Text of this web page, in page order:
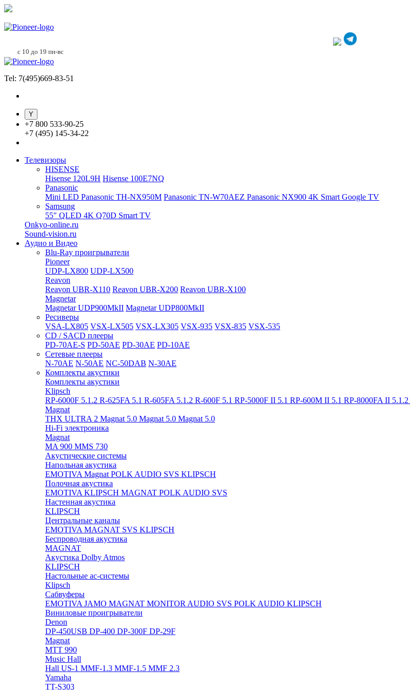
с 10 до 19 пн-вс
Tel: 7(495)669-83-51
+7 800 533-90-25
+7 (495) 145-34-22
Телевизоры
HISENSE
Hisense 120L9H Hisense 100E7NQ
Panasonic
Mini LED Panasonic TH-NX950M Panasonic TN-W70AEZ Panasonic NX900 4K Smart Google TV
Samsung
55" QLED 4K Q70D Smart TV
Onkyo-online.ru
Sound-vision.ru
Аудио и Видео
Blu-Ray проигрыватели
Pioneer
UDP-LX800 UDP-LX500
Reavon
Reavon UBR-X110 Reavon UBR-X200 Reavon UBR-X100
Magnetar
Magnetar UDP900MkII Magnetar UDP800MkII
Ресиверы
VSA-LX805 VSX-LX505 VSX-LX305 VSX-935 VSX-835 VSX-535
CD / SACD плееры
PD-70AE-S PD-50AE PD-30AE PD-10AE
Сетевые плееры
N-70AE N-50AE NC-50DAB N-30AE
Комплекты акустики
Комплекты акустики
Klipsch
RP-6000F 5.1.2 R-625FA 5.1 R-605FA 5.1.2 R-600F 5.1 RP-5000F II 5.1 RP-600M II 5.1 RP-8000FA II 5.1.2
Magnat
THX ULTRA 2 Magnat 5.0 Magnat 5.0 Magnat 5.0
Hi-Fi электроника
Magnat
MA 900 MMS 730
Акустические системы
Напольная акустика
EMOTIVA Magnat POLK AUDIO SVS KLIPSCH
Полочная акустика
EMOTIVA KLIPSCH MAGNAT POLK AUDIO SVS
Настенная акустика
KLIPSCH
Центральные каналы
EMOTIVA MAGNAT SVS KLIPSCH
Беспроводная акустика
MAGNAT
Акустика Dolby Atmos
KLIPSCH
Настольные ас-системы
Klipsch
Сабвуферы
EMOTIVA JAMO MAGNAT MONITOR AUDIO SVS POLK AUDIO KLIPSCH
Виниловые проигрыватели
Denon
DP-450USB DP-400 DP-300F DP-29F
Magnat
MTT 990
Music Hall
Hall US-1 MMF-1.3 MMF-1.5 MMF 2.3
Yamaha
TT-S303